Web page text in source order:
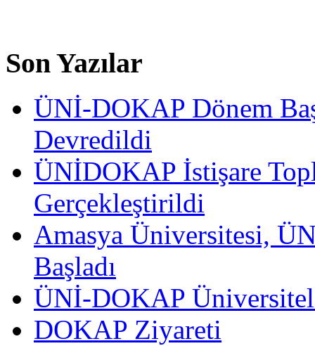
Son Yazılar
ÜNİ-DOKAP Dönem
Devredildi
ÜNİDOKAP İstişare
Gerçekleştirildi
Amasya Üniversitesi,
Başladı
ÜNİ-DOKAP
DOKAP Ziyareti